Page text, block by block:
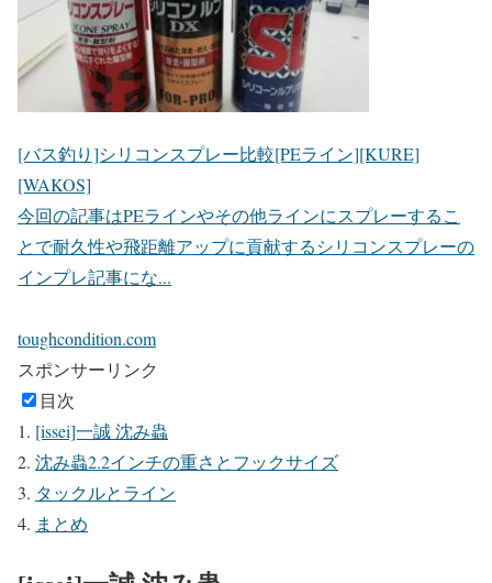
[バス釣り]シリコンスプレー比較[PEライン][KURE]
[WAKOS]
今回の記事はPEラインやその他ラインにスプレーするこ
とで耐久性や飛距離アップに貢献するシリコンスプレーの
インプレ記事にな...
toughcondition.com
スポンサーリンク
目次
[issei]一誠 沈み蟲
沈み蟲2.2インチの重さとフックサイズ
タックルとライン
まとめ